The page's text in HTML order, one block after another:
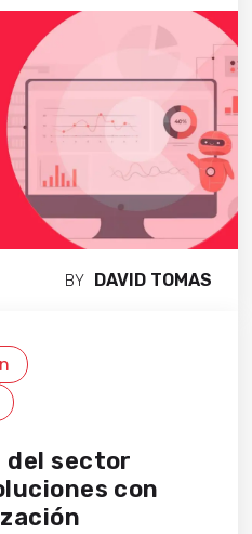
BY DAVID TOMAS
del sector
con